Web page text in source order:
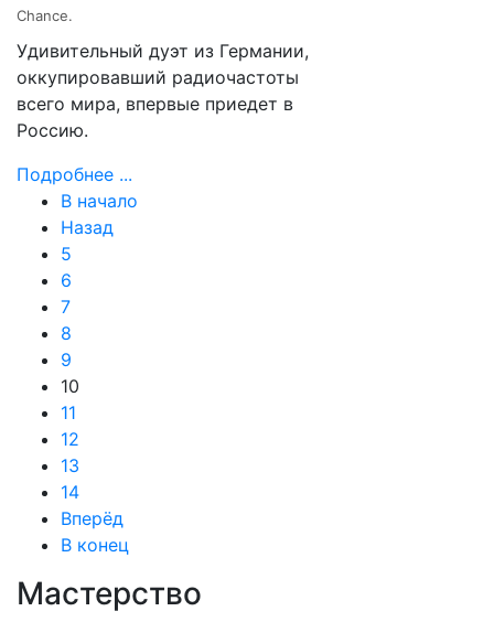
Chance.
Удивительный дуэт из Германии,
оккупировавший радиочастоты
всего мира, впервые приедет в
Россию.
Подробнее ...
В начало
Назад
5
6
7
8
9
10
11
12
13
14
Вперёд
В конец
Мастерство